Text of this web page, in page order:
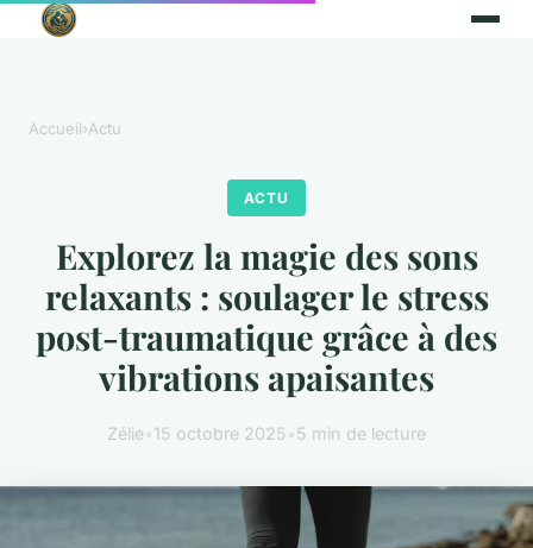
Accueil›Actu
ACTU
Explorez la magie des sons
relaxants : soulager le stress
post-traumatique grâce à des
vibrations apaisantes
Zélie•15 octobre 2025•5 min de lecture